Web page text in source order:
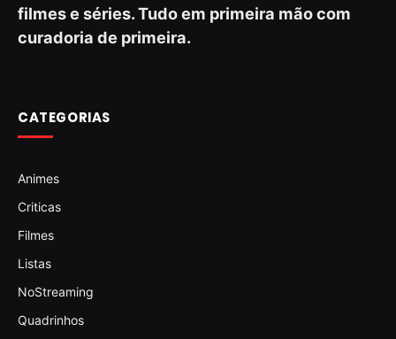
filmes e séries. Tudo em primeira mão com
curadoria de primeira.
CATEGORIAS
Animes
Criticas
Filmes
Listas
NoStreaming
Quadrinhos